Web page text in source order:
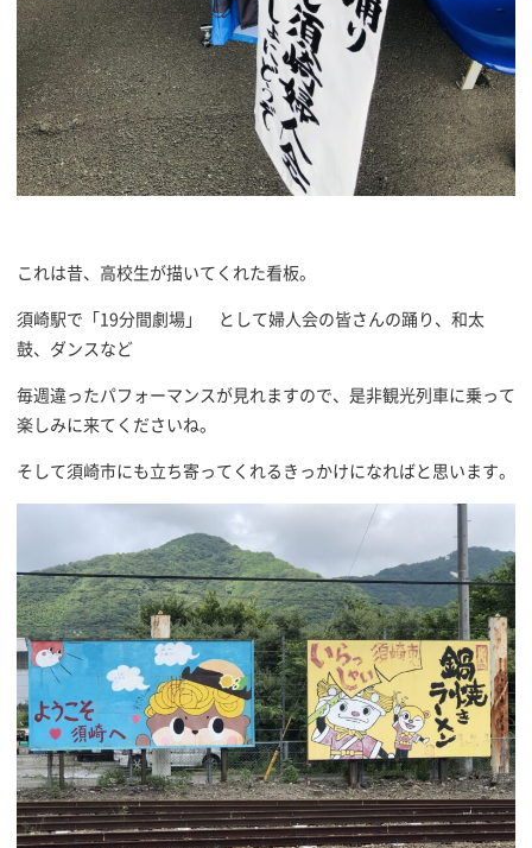
これは昔、高校生が描いてくれた看板。
須崎駅で「19分間劇場」 として婦人会の皆さんの踊り、和太
鼓、ダンスなど
毎週違ったパフォーマンスが見れますので、是非観光列車に乗って
楽しみに来てくださいね。
そして須崎市にも立ち寄ってくれるきっかけになればと思います。